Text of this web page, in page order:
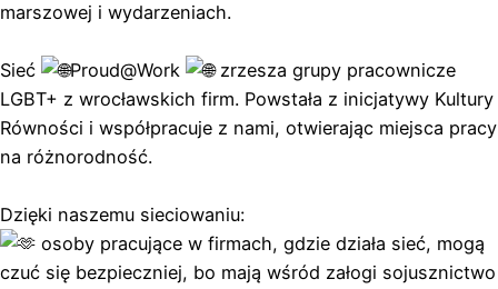
marszowej i wydarzeniach.
Sieć Proud@Work
zrzesza grupy pracownicze
LGBT+ z wrocławskich firm. Powstała z inicjatywy Kultury
Równości i współpracuje z nami, otwierając miejsca pracy
na różnorodność.
Dzięki naszemu sieciowaniu:
osoby pracujące w firmach, gdzie działa sieć, mogą
czuć się bezpieczniej, bo mają wśród załogi sojusznictwo